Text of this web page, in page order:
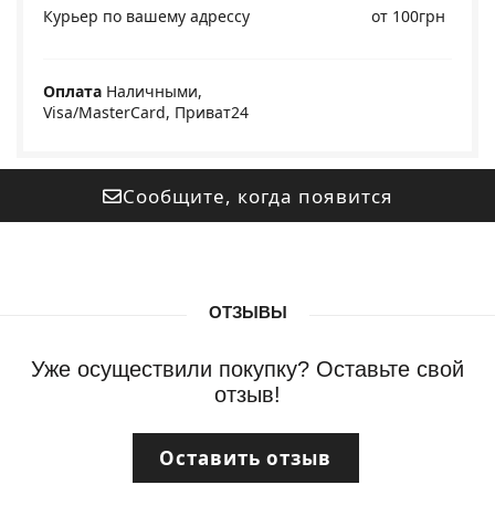
Курьер по вашему адрессу от 100грн
Оплата Наличными,
Visa/MasterCard, Приват24
Сообщите, когда появится
ОТЗЫВЫ
Уже осуществили покупку? Оставьте свой
отзыв!
Оставить отзыв